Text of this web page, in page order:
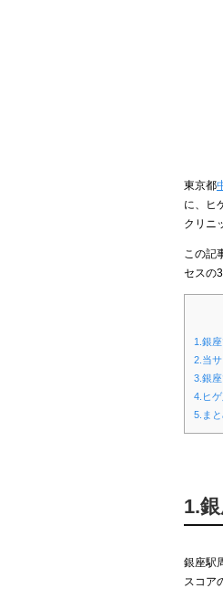
東京都
に、ヒ
クリニ
この記
セスの
1.銀
2.当
3.銀
4.ヒ
5.ま
1.
銀座駅
スコア